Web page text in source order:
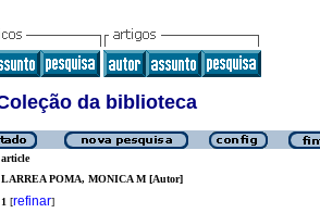
da biblioteca
article
LARREA POMA, MONICA M [Autor]
1 [refinar]